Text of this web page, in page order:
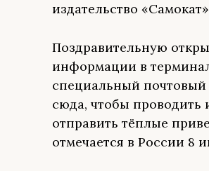
издательство
Поздравительную
информации в
специальный
сюда, чтобы проводить
отправить тёплые
отмечается в России 8